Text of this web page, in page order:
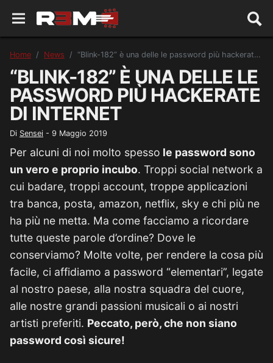
Home News “Blink-182” è una delle le password più hackerate di internet
“BLINK-182” È UNA DELLE LE
PASSWORD PIÙ HACKERATE
DI INTERNET
Di Sensei - 9 Maggio 2019
Per alcuni di noi molto spesso le password sono
un vero e proprio incubo. Troppi social network a
cui badare, troppi account, troppe applicazioni
tra banca, posta, amazon, netflix, sky e chi più ne
ha più ne metta. Ma come facciamo a ricordare
tutte queste parole d’ordine? Dove le
conserviamo? Molte volte, per rendere la cosa più
facile, ci affidiamo a password “elementari”, legate
al nostro paese, alla nostra squadra del cuore,
alle nostre grandi passioni musicali o ai nostri
artisti preferiti. Peccato, però, che non siano
password così sicure!